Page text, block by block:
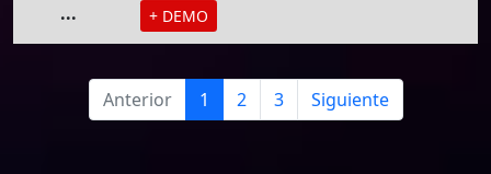
...
+ DEMO
Anterior 1 2 3 Siguiente